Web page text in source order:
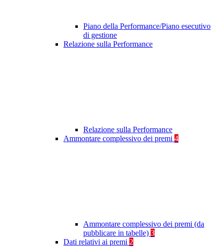
Piano della Performance/Piano esecutivo
di gestione
Relazione sulla Performance
Relazione sulla Performance
Ammontare complessivo dei premi 4
Ammontare complessivo dei premi (da
pubblicare in tabelle) 3
Dati relativi ai premi 2